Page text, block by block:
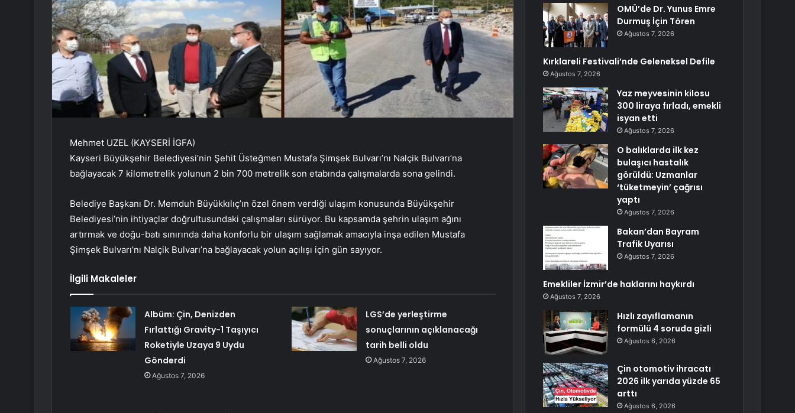
Mehmet UZEL (KAYSERİ İGFA)
Kayseri Büyükşehir Belediyesi’nin Şehit Üsteğmen Mustafa Şimşek Bulvarı’nı Nalçik Bulvarı’na
bağlayacak 7 kilometrelik yolunun 2 bin 700 metrelik son etabında çalışmalarda sona gelindi.
Belediye Başkanı Dr. Memduh Büyükkılıç’ın özel önem verdiği ulaşım konusunda Büyükşehir
Belediyesi’nin ihtiyaçlar doğrultusundaki çalışmaları sürüyor. Bu kapsamda şehrin ulaşım ağını
artırmak ve doğu-batı sınırında daha konforlu bir ulaşım sağlamak amacıyla inşa edilen Mustafa
Şimşek Bulvarı’nı Nalçik Bulvarı’na bağlayacak yolun açılışı için gün sayıyor.
İlgili Makaleler
Albüm: Çin, Denizden
Fırlattığı Gravity-1 Taşıyıcı
Roketiyle Uzaya 9 Uydu
Gönderdi
Ağustos 7, 2026
LGS’de yerleştirme
sonuçlarının açıklanacağı
tarih belli oldu
Ağustos 7, 2026
OMÜ’de Dr. Yunus Emre
Durmuş İçin Tören
Ağustos 7, 2026
Kırklareli Festivali’nde Geleneksel Defile
Ağustos 7, 2026
Yaz meyvesinin kilosu
300 liraya fırladı, emekli
isyan etti
Ağustos 7, 2026
O balıklarda ilk kez
bulaşıcı hastalık
görüldü: Uzmanlar
‘tüketmeyin’ çağrısı
yaptı
Ağustos 7, 2026
Bakan’dan Bayram
Trafik Uyarısı
Ağustos 7, 2026
Emekliler İzmir’de haklarını haykırdı
Ağustos 7, 2026
Hızlı zayıflamanın
formülü 4 soruda gizli
Ağustos 6, 2026
Çin otomotiv ihracatı
2026 ilk yarıda yüzde 65
arttı
Ağustos 6, 2026